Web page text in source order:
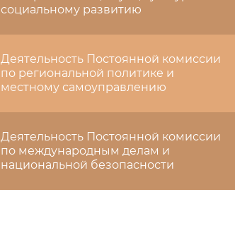
социальному развитию
Деятельность Постоянной комиссии
по региональной политике и
местному самоуправлению
Деятельность Постоянной комиссии
по международным делам и
национальной безопасности